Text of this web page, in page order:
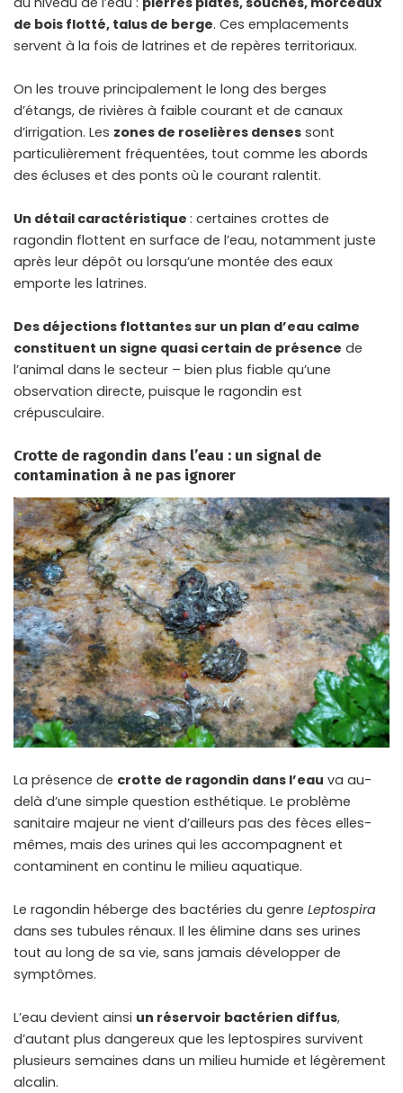
de bois flotté, talus de berge. Ces emplacements
servent à la fois de latrines et de repères territoriaux.
On les trouve principalement le long des berges
d’étangs, de rivières à faible courant et de canaux
d’irrigation. Les zones de roselières denses sont
particulièrement fréquentées, tout comme les abords
des écluses et des ponts où le courant ralentit.
Un détail caractéristique : certaines crottes de
ragondin flottent en surface de l’eau, notamment juste
après leur dépôt ou lorsqu’une montée des eaux
emporte les latrines.
Des déjections flottantes sur un plan d’eau calme
constituent un signe quasi certain de présence de
l’animal dans le secteur – bien plus fiable qu’une
observation directe, puisque le ragondin est
crépusculaire.
Crotte de ragondin dans l’eau : un signal de
contamination à ne pas ignorer
La présence de crotte de ragondin dans l’eau va au-
delà d’une simple question esthétique. Le problème
sanitaire majeur ne vient d’ailleurs pas des fèces elles-
mêmes, mais des urines qui les accompagnent et
contaminent en continu le milieu aquatique.
Le ragondin héberge des bactéries du genre Leptospira
dans ses tubules rénaux. Il les élimine dans ses urines
tout au long de sa vie, sans jamais développer de
symptômes.
L’eau devient ainsi un réservoir bactérien diffus,
d’autant plus dangereux que les leptospires survivent
plusieurs semaines dans un milieu humide et légèrement
alcalin.